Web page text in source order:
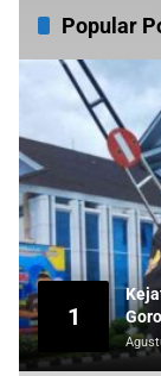
Popular
1